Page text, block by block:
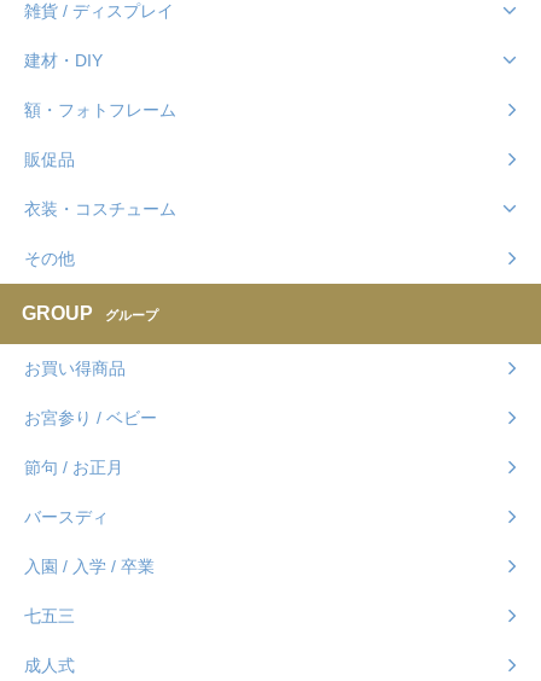
雑貨 / ディスプレイ
建材・DIY
額・フォトフレーム
販促品
衣装・コスチューム
その他
GROUP グループ
お買い得商品
お宮参り / ベビー
節句 / お正月
バースディ
入園 / 入学 / 卒業
七五三
成人式